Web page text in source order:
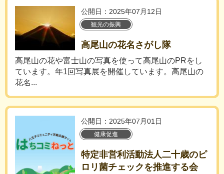
公開日：2025年07月12日
観光の振興
高尾山の花名さがし隊
高尾山の花や富士山の写真を使って高尾山のPRをし
ています。年1回写真展を開催しています。高尾山の
花名...
公開日：2025年07月01日
健康促進
特定非営利活動法人二十歳のピ
ロリ菌チェックを推進する会